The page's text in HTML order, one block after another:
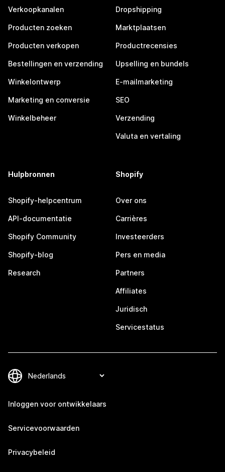
Verkoopkanalen
Producten zoeken
Producten verkopen
Bestellingen en verzending
Winkelontwerp
Marketing en conversie
Winkelbeheer
Dropshipping
Marktplaatsen
Productrecensies
Upselling en bundels
E-mailmarketing
SEO
Verzending
Valuta en vertaling
Hulpbronnen
Shopify-helpcentrum
API-documentatie
Shopify Community
Shopify-blog
Research
Shopify
Over ons
Carrières
Investeerders
Pers en media
Partners
Affiliates
Juridisch
Servicestatus
Inloggen voor ontwikkelaars
Servicevoorwaarden
Privacybeleid